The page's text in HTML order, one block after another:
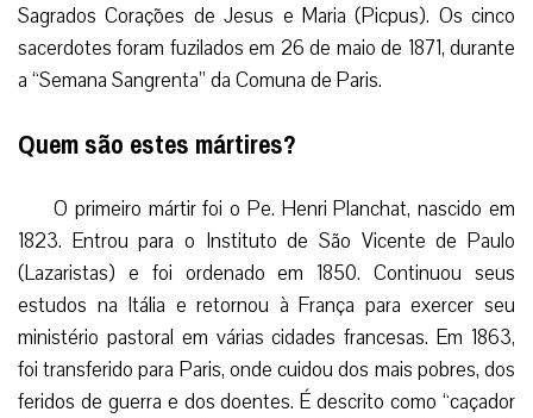
Sagrados Corações de Jesus e Maria (Picpus). Os cinco
sacerdotes foram fuzilados em 26 de maio de 1871, durante
a “Semana Sangrenta” da Comuna de Paris.
Quem são estes mártires?
O primeiro mártir foi o Pe. Henri Planchat, nascido em
1823. Entrou para o Instituto de São Vicente de Paulo
(Lazaristas) e foi ordenado em 1850. Continuou seus
estudos na Itália e retornou à França para exercer seu
ministério pastoral em várias cidades francesas. Em 1863,
foi transferido para Paris, onde cuidou dos mais pobres, dos
feridos de guerra e dos doentes. É descrito como “caçador